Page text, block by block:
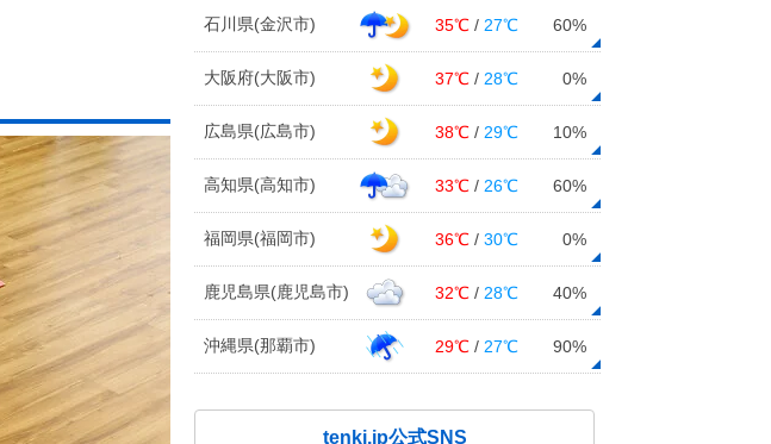
石川県(金沢市) 35℃ / 27℃ 60%
大阪府(大阪市) 37℃ / 28℃ 0%
広島県(広島市) 38℃ / 29℃ 10%
高知県(高知市) 33℃ / 26℃ 60%
福岡県(福岡市) 36℃ /30℃ 0%
鹿児島県(鹿児島市) 32℃ / 28℃ 40%
沖縄県(那覇市) 29℃ / 27℃ 90%
tenki.jp公式SNS